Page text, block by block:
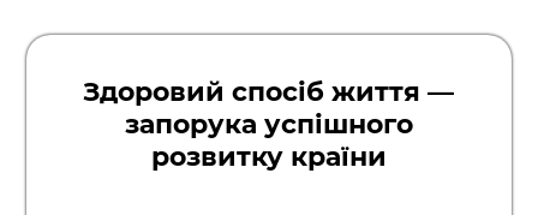
Здоровий спосіб життя —
запорука успішного
розвитку країни